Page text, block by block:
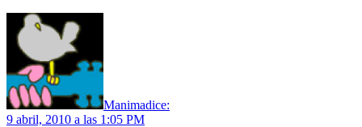
Manimadice:
9 abril, 2010 a las 1:05 PM